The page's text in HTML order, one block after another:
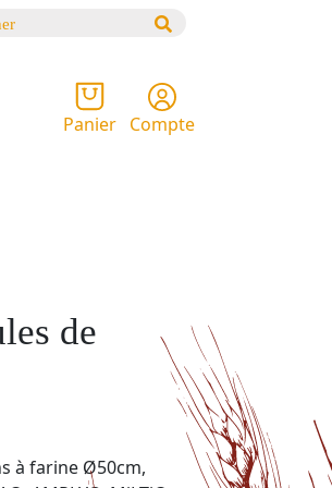
Panier Compte
de
à farine Ø50cm,